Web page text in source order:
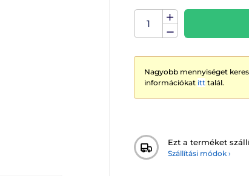
Nagyobb mennyiséget
információkat itt talál.
Ezt a terméket
Szállítási módok ›